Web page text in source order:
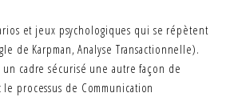
et jeux psychologiques qui se répètent
de Karpman, Analyse Transactionnelle).
un cadre sécurisé une autre façon de
processus de Communication